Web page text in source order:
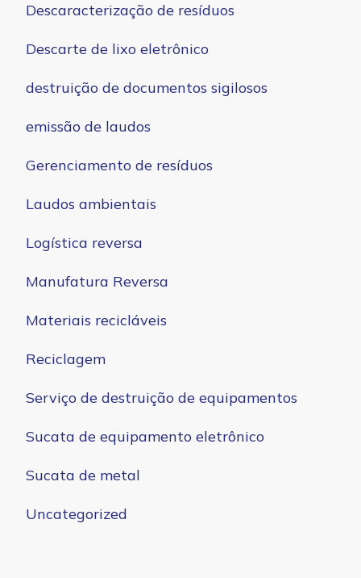
Descaracterização de resíduos
Descarte de lixo eletrônico
destruição de documentos sigilosos
emissão de laudos
Gerenciamento de resíduos
Laudos ambientais
Logística reversa
Manufatura Reversa
Materiais recicláveis
Reciclagem
Serviço de destruição de equipamentos
Sucata de equipamento eletrônico
Sucata de metal
Uncategorized